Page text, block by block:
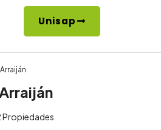
Unisap
Propiedades